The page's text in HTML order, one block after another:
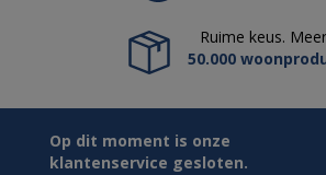
Ruime keus.
50.000
Op dit moment is onze
klantenservice gesloten.